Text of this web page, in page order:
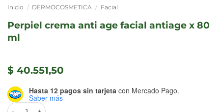
Inicio / DERMOCOSMETICA / Facial
perpiel crema anti age facial antiage x 80
ml
$ 40.551,50
Hasta 12 pagos sin tarjeta con Mercado Pago.
Saber más
PERPIEL Crema Anti Age Facial Antiage x 80 ml cantidad